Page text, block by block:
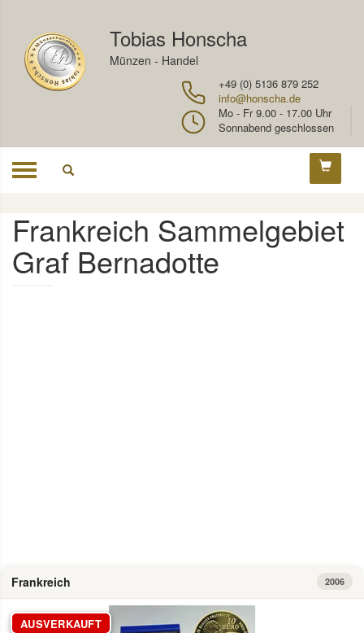
Tobias Honscha
Münzen - Handel
+49 (0) 5136 879 252
info@honscha.de
Mo - Fr 9.00 - 17.00 Uhr
Sonnabend geschlossen
Toggle
Frankreich Sammelgebiet
Graf Bernadotte
Frankreich 2006
AUSVERKAUFT